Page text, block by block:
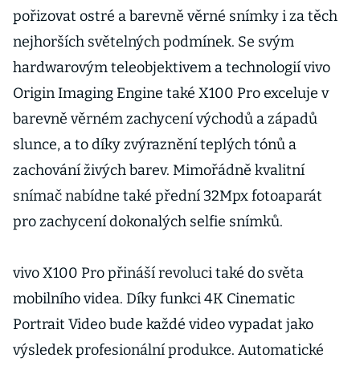
pořizovat ostré a barevně věrné snímky i za těch
nejhorších světelných podmínek. Se svým
hardwarovým teleobjektivem a technologií vivo
Origin Imaging Engine také X100 Pro exceluje v
barevně věrném zachycení východů a západů
slunce, a to díky zvýraznění teplých tónů a
zachování živých barev. Mimořádně kvalitní
snímač nabídne také přední 32Mpx fotoaparát
pro zachycení dokonalých selfie snímků.
vivo X100 Pro přináší revoluci také do světa
mobilního videa. Díky funkci 4K Cinematic
Portrait Video bude každé video vypadat jako
výsledek profesionální produkce. Automatické